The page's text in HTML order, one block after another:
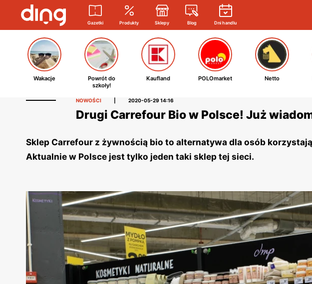
Gazetki Produkty Sklepy Blog Dni handlu
Wakacje
Powrót do
szkoły!
Kaufland POLOmarket Netto
NOWOŚCI 2020-05-29 14:16
Drugi Carrefour Bio w Polsce! Już
Sklep Carrefour z żywnością bio to alternatywa dla osób
Aktualnie w Polsce jest tylko jeden taki sklep tej sieci.